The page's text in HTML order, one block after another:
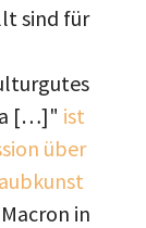
sind für
[…]" ist
über
in